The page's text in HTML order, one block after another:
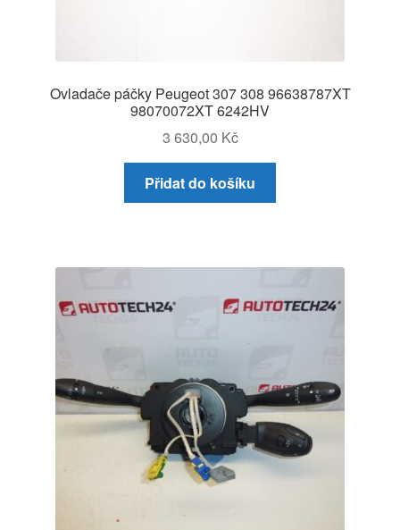
Ovladače páčky Peugeot 307 308 96638787XT
98070072XT 6242HV
3 630,00 Kč
Přidat do košíku